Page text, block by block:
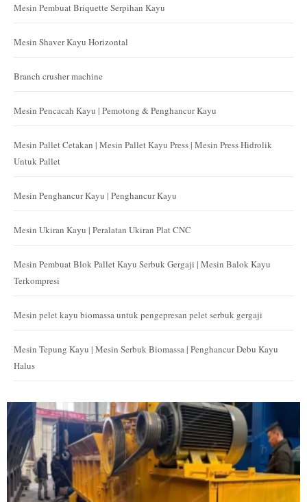
Mesin Pembuat Briquette Serpihan Kayu
Mesin Shaver Kayu Horizontal
Branch crusher machine
Mesin Pencacah Kayu | Pemotong & Penghancur Kayu
Mesin Pallet Cetakan | Mesin Pallet Kayu Press | Mesin Press Hidrolik
Untuk Pallet
Mesin Penghancur Kayu | Penghancur Kayu
Mesin Ukiran Kayu | Peralatan Ukiran Plat CNC
Mesin Pembuat Blok Pallet Kayu Serbuk Gergaji | Mesin Balok Kayu
Terkompresi
Mesin pelet kayu biomassa untuk pengepresan pelet serbuk gergaji
Mesin Tepung Kayu | Mesin Serbuk Biomassa | Penghancur Debu Kayu
Halus